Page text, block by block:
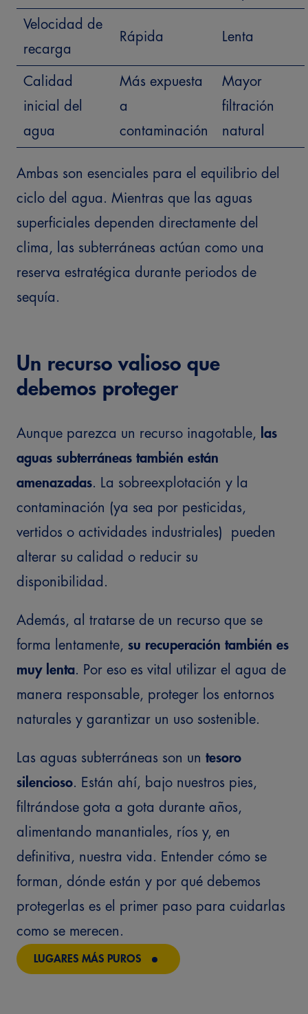
Velocidad de
recarga
Rápida Lenta
Calidad
inicial del
agua
Más expuesta
a
contaminación
Mayor
filtración
natural
Ambas son esenciales para el equilibrio del
ciclo del agua. Mientras que las aguas
superficiales dependen directamente del
clima, las subterráneas actúan como una
reserva estratégica durante periodos de
sequía.
Un recurso valioso que
debemos proteger
Aunque parezca un recurso inagotable, las
aguas subterráneas también están
amenazadas. La sobreexplotación y la
contaminación (ya sea por pesticidas,
vertidos o actividades industriales) pueden
alterar su calidad o reducir su
disponibilidad.
Además, al tratarse de un recurso que se
forma lentamente, su recuperación también es
muy lenta. Por eso es vital utilizar el agua de
manera responsable, proteger los entornos
naturales y garantizar un uso sostenible.
Las aguas subterráneas son un tesoro
silencioso. Están ahí, bajo nuestros pies,
filtrándose gota a gota durante años,
alimentando manantiales, ríos y, en
definitiva, nuestra vida. Entender cómo se
forman, dónde están y por qué debemos
protegerlas es el primer paso para cuidarlas
como se merecen.
LUGARES MÁS PUROS